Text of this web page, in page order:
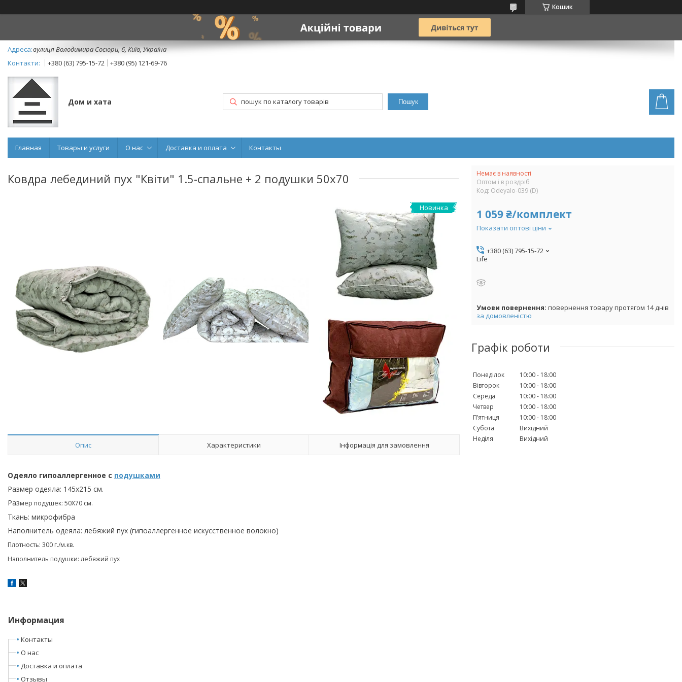
Кошик
вулиця Володимира Сосюри, 6, Київ, Україна
+380 (63) 795-15-72
+380 (95) 121-69-76
Дом и хата Пошук
Главная Товары и услуги О нас Доставка и оплата Контакты
Ковдра лебединий пух "Квіти" 1.5-спальне + 2 подушки 50х70
Новинка
Опис Характеристики Інформація для замовлення
Одеяло гипоаллергенное с подушками
Размер одеяла: 145х215 см.
Размер подушек: 50Х70 см.
Ткань: микрофибра
Наполнитель одеяла: лебяжий пух (гипоаллергенное искусственное волокно)
Плотность: 300 г./м.кв.
Наполнитель подушки: лебяжий пух
Немає в наявності
Оптом і в роздріб
Код: Odeyalo-039 (D)
1 059 ₴/комплект
Показати оптові ціни
+380 (63) 795-15-72
Life
повернення товару протягом 14 днів
за домовленістю
Графік роботи
Понеділок 10:00
18:00
Вівторок
10:00
18:00
Середа
10:00
18:00
Четвер
10:00
18:00
Пʼятниця
10:00
18:00
Субота
Вихідний
Неділя
Вихідний
Информация
Контакты
О нас
Доставка и оплата
Отзывы